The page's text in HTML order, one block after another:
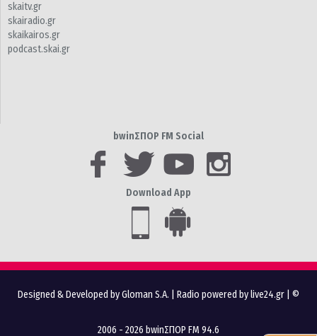
skaitv.gr
skairadio.gr
skaikairos.gr
podcast.skai.gr
bwinΣΠΟΡ FM Social
Download App
Designed & Developed by Gloman S.A. Radio powered by live24.gr | ©
2006 - 2026 bwinΣΠΟΡ FM 94.6